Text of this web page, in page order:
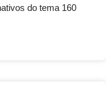
do tema 160